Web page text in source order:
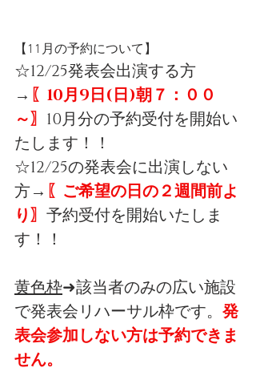
【11月の予約について】
☆12/25発表会出演する方
→ 〖10月9日(日)朝７：００
～〗 10月分の予約受付を開始い
たします！！
☆12/25の発表会に出演しない
方→ 〖ご希望の日の２週間前よ
り〗 予約受付を開始いたしま
す！！
黄色枠➜該当者のみの広い施設
で発表会リハーサル枠です。 発
表会参加しない方は予約できま
せん。